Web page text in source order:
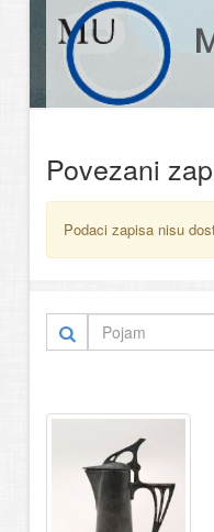
Povezani
Podaci zapisa nisu